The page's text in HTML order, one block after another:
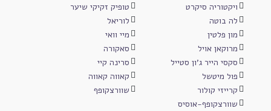
ויקטוריה סיקרט
טופיק זקיקי שיער
לה בוטה
לוריאל
מון פלטין
מיי וואי
מרוקאן אויל
סאקורה
סקסי הייר ג'ון סטייל
סרינה קיי
פול מיטשל
קאווה קאווה
קרייזי קולור
שוורצקופף
שוורצקופף-אוסיס